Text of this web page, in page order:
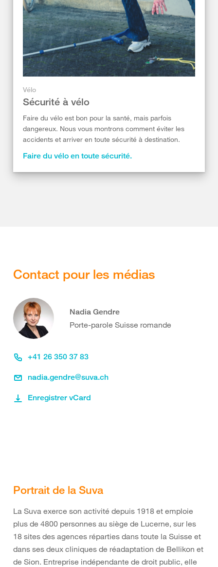
Vélo
Sécurité à vélo
Faire du vélo est bon pour la santé, mais parfois
dangereux. Nous vous montrons comment éviter les
accidents et arriver en toute sécurité à destination.
Faire du vélo en toute sécurité.
Contact pour les médias
Nadia Gendre
Porte-parole Suisse romande
+41 26 350 37 83
nadia.gendre@suva.ch
Enregistrer vCard
Portrait de la Suva
La Suva exerce son activité depuis 1918 et emploie
plus de 4800 personnes au siège de Lucerne, sur les
18 sites des agences réparties dans toute la Suisse et
dans ses deux cliniques de réadaptation de Bellikon et
de Sion. Entreprise indépendante de droit public, elle